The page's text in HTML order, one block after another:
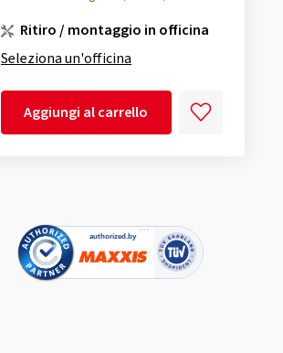
Ritiro / montaggio in officina
Seleziona un'officina
Aggiungi al carrello